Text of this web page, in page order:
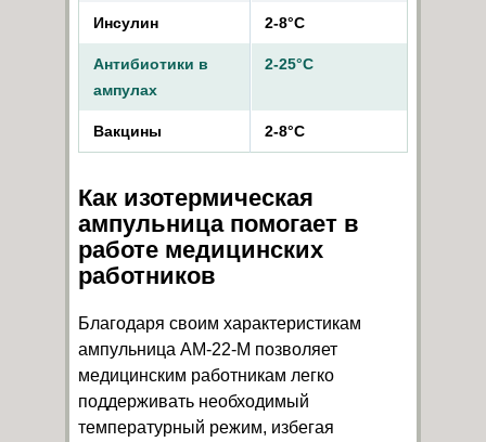
Инсулин 2-8°C
Антибиотики в
ампулах
2-25°C
Вакцины 2-8°C
Как изотермическая
ампульница помогает в
работе медицинских
работников
Благодаря своим характеристикам
ампульница AM-22-M позволяет
медицинским работникам легко
поддерживать необходимый
температурный режим, избегая